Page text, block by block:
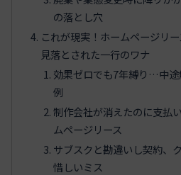
の落とし穴
これが現実！ホームページリ
見落とされた一行のワナ
効果ゼロでも7年縛り…中
例
制作会社が消えたのに支払
ムページリース
サブスクと勘違いし契約、
惜しいミス